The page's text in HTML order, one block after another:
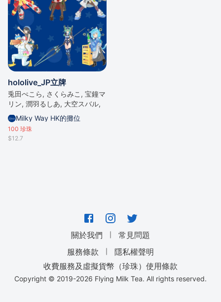
hololive_JP立牌
兎田ぺこら, さくらみこ, 宝鐘マ
リン, 潤羽るしあ, 大空スバル,
雪花ラミィ
Milky Way HK的攤位
100 珍珠
$12.7
關於我們 ｜
常見問題
服務條款
｜
隱私權聲明
收費服務及虛擬貨幣（珍珠）使用條款
Copyright © 2019-2026 Flying Milk Tea. All rights reserved.